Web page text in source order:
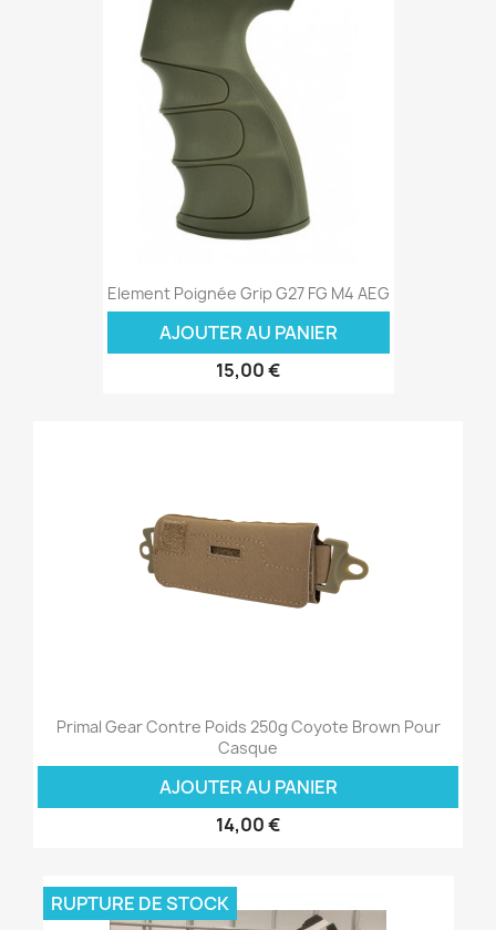
Element Poignée Grip G27 FG M4 AEG
AJOUTER AU PANIER
15,00 €
Primal Gear Contre Poids 250g Coyote Brown Pour
Casque
AJOUTER AU PANIER
14,00 €
RUPTURE DE STOCK